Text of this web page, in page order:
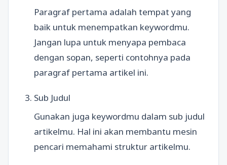
Paragraf pertama adalah tempat yang
baik untuk menempatkan keywordmu.
Jangan lupa untuk menyapa pembaca
dengan sopan, seperti contohnya pada
paragraf pertama artikel ini.
Sub Judul
Gunakan juga keywordmu dalam sub judul
artikelmu. Hal ini akan membantu mesin
pencari memahami struktur artikelmu.